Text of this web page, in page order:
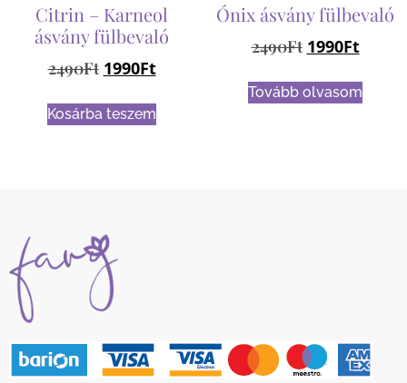
Citrin – Karneol
ásvány fülbevaló
2490Ft 1990Ft
Kosárba teszem
Ónix ásvány fülbevaló
2490Ft 1990Ft
Tovább olvasom